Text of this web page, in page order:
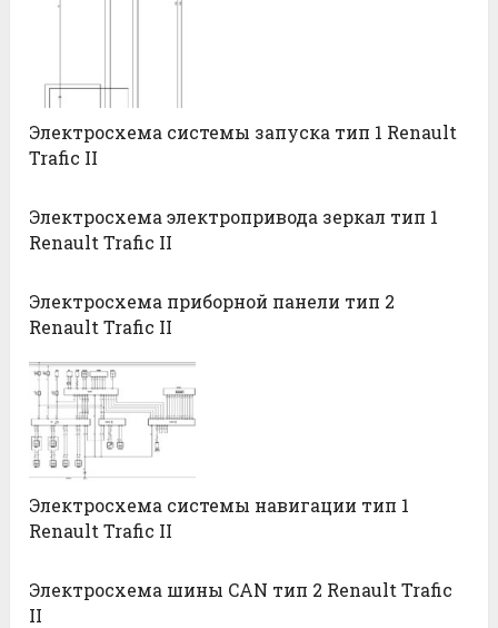
Электросхема системы запуска тип 1 Renault
Trafic II
Электросхема электропривода зеркал тип 1
Renault Trafic II
Электросхема приборной панели тип 2
Renault Trafic II
Электросхема системы навигации тип 1
Renault Trafic II
Электросхема шины CAN тип 2 Renault Trafic
II